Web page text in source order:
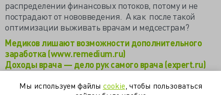
распределении финансовых потоков, потому и не
пострадают от нововведения. А как после такой
оптимизации выживать врачам и медсестрам?
Медиков лишают возможности дополнительного
заработка (www.remedium.ru)
Доходы врача — дело рук самого врача (expert.ru)
Мы используем файлы cookie , чтобы пользоваться